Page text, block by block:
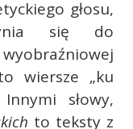
głosu,
się do
wiersze „ku
słowy,
to teksty z